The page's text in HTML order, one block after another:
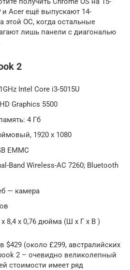
Acer ещё выпускают 14-
ОС, когда остальные
лишь панели с диагональю
2
Intel Core i3-5015U
Graphics 5500
4 Гб
1920 х 1080
EMMC
Band Wireless-AC 7260; Bluetooth
— камера
8,4 х 0,76 дюйма (Ш х Г х В )
$429 (около £299, австралийских
2 – очевидно великолепный
стоимости имеет ряд